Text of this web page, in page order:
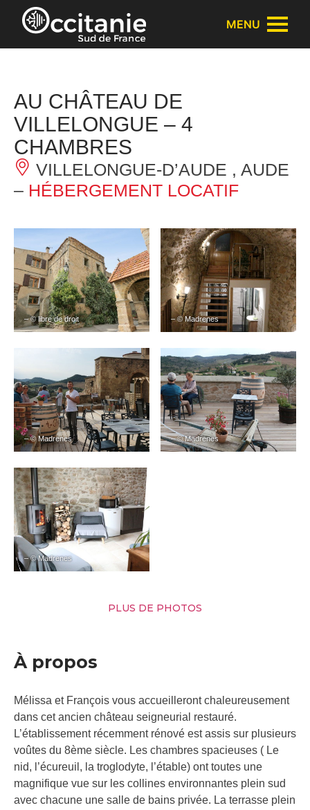
Panneau de gestion des cookies
MENU
AU CHÂTEAU DE
VILLELONGUE – 4
CHAMBRES
VILLELONGUE-D’AUDE , AUDE
– HÉBERGEMENT LOCATIF
– © libre de droit – © Madrenes
– © Madrenes – © Madrenes
– © Madrenes
PLUS DE PHOTOS
À propos
Mélissa et François vous accueilleront chaleureusement
dans cet ancien château seigneurial restauré.
L’établissement récemment rénové est assis sur plusieurs
voûtes du 8ème siècle. Les chambres spacieuses ( Le
nid, l’écureuil, la troglodyte, l’étable) ont toutes une
magnifique vue sur les collines environnantes plein sud
avec chacune une salle de bains privée. La terrasse plein